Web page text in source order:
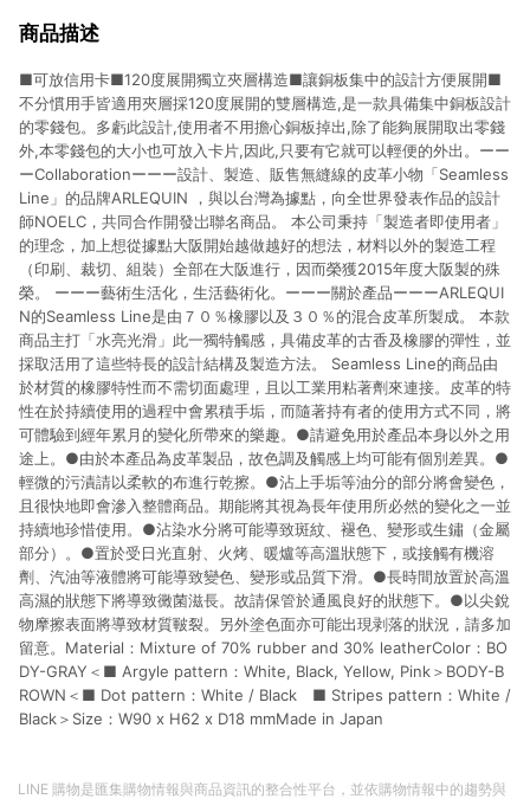
商品描述
■可放信用卡■120度展開獨立夾層構造■讓銅板集中的設計方便展開■
不分慣用手皆適用夾層採120度展開的雙層構造,是一款具備集中銅板設計
的零錢包。多虧此設計,使用者不用擔心銅板掉出,除了能夠展開取出零錢
外,本零錢包的大小也可放入卡片,因此,只要有它就可以輕便的外出。ーー
ーCollaborationーーー設計、製造、販售無縫線的皮革小物「Seamless
Line」的品牌ARLEQUIN ，與以台灣為據點，向全世界發表作品的設計
師NOELC，共同合作開發岀聯名商品。 本公司秉持「製造者即使用者」
的理念，加上想從據點大阪開始越做越好的想法，材料以外的製造工程
（印刷、裁切、組裝）全部在大阪進行，因而榮獲2015年度大阪製的殊
榮。 ーーー藝術生活化，生活藝術化。ーーー關於產品ーーーARLEQUI
N的Seamless Line是由７０％橡膠以及３０％的混合皮革所製成。 本款
商品主打「水亮光滑」此一獨特觸感，具備皮革的古香及橡膠的彈性，並
採取活用了這些特長的設計結構及製造方法。 Seamless Line的商品由
於材質的橡膠特性而不需切面處理，且以工業用粘著劑來連接。皮革的特
性在於持續使用的過程中會累積手垢，而隨著持有者的使用方式不同，將
可體驗到經年累月的變化所帶來的樂趣。●請避免用於產品本身以外之用
途上。●由於本產品為皮革製品，故色調及觸感上均可能有個別差異。●
輕微的污漬請以柔軟的布進行乾擦。●沾上手垢等油分的部分將會變色，
且很快地即會滲入整體商品。期能將其視為長年使用所必然的變化之一並
持續地珍惜使用。●沾染水分將可能導致斑紋、褪色、變形或生鏽（金屬
部分）。●置於受日光直射、火烤、暖爐等高溫狀態下，或接觸有機溶
劑、汽油等液體將可能導致變色、變形或品質下滑。●長時間放置於高溫
高濕的狀態下將導致黴菌滋長。故請保管於通風良好的狀態下。●以尖銳
物摩擦表面將導致材質皸裂。另外塗色面亦可能出現剥落的狀況，請多加
留意。Material：Mixture of 70% rubber and 30% leatherColor：BO
DY-GRAY＜■ Argyle pattern：White, Black, Yellow, Pink＞BODY-B
ROWN＜■ Dot pattern：White / Black ■ Stripes pattern：White /
Black＞Size：W90 x H62 x D18 mmMade in Japan
LINE 購物是匯集購物情報與商品資訊的整合性平台，並依購物情報中的趨勢與